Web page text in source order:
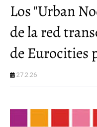
Los "Urban
de la red
de Eurocities
27.2.26